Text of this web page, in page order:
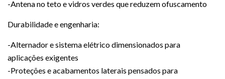
-Antena no teto e vidros verdes que reduzem ofuscamento
Durabilidade e engenharia:
-Alternador e sistema elétrico dimensionados para
aplicações exigentes
-Proteções e acabamentos laterais pensados para